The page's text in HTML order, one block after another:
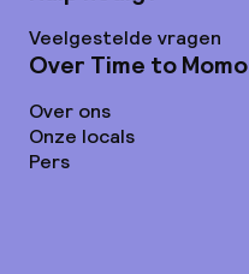
Veelgestelde vragen
Over Time to Momo
Over ons
Onze locals
Pers